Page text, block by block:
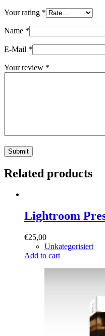
Your rating *
Name *
E-Mail *
Your review *
Submit
Related products
Lightroom
€25,00
Unkategorisiert
Add to cart